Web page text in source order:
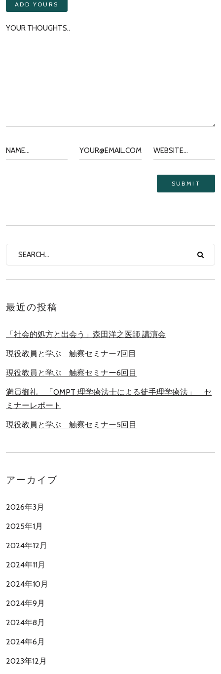
ADD YOURS
最近の投稿
「社会的処方と出会う」森田洋之医師 講演会
現役教員と学ぶ 触察セミナー7回目
現役教員と学ぶ 触察セミナー6回目
満員御礼 「OMPT 理学療法士による徒手理学療法」 セ
ミナーレポート
現役教員と学ぶ 触察セミナー5回目
アーカイブ
2026年3月
2025年1月
2024年12月
2024年11月
2024年10月
2024年9月
2024年8月
2024年6月
2023年12月